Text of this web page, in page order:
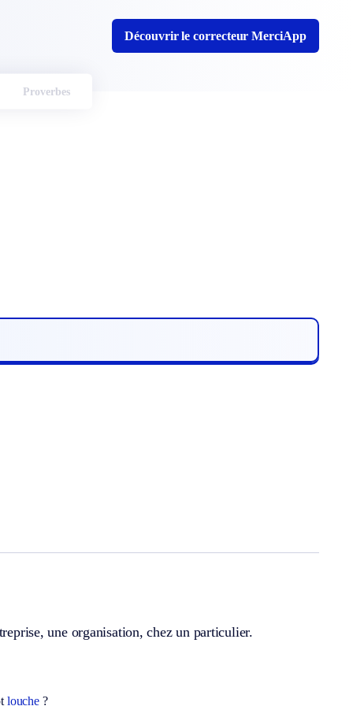
Découvrir le correcteur MerciApp
Proverbes
une organisation, chez un particulier.
louche ?